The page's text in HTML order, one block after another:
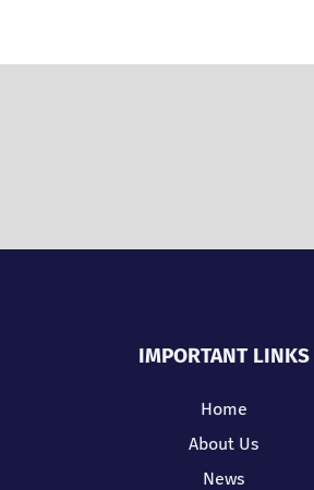
IMPORTANT LINKS
Home
About Us
News